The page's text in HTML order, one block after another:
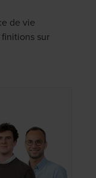
de vie
sur